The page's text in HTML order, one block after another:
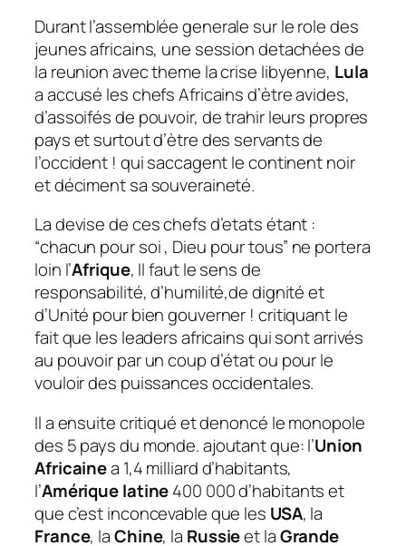
Durant l’assemblée generale sur le role des
jeunes africains, une session detachées de
la reunion avec theme la crise libyenne, Lula
a accusé les chefs Africains d’ètre avides,
d’assoifés de pouvoir, de trahir leurs propres
pays et surtout d’ètre des servants de
l’occident ! qui saccagent le continent noir
et déciment sa souveraineté.
La devise de ces chefs d’etats étant :
“chacun pour soi , Dieu pour tous” ne portera
loin l’Afrique, Il faut le sens de
responsabilité, d’humilité,de dignité et
d’Unité pour bien gouverner ! critiquant le
fait que les leaders africains qui sont arrivés
au pouvoir par un coup d’état ou pour le
vouloir des puissances occidentales.
Il a ensuite critiqué et denoncé le monopole
des 5 pays du monde. ajoutant que: l’Union
Africainea 1,4 milliard d’habitants,
l’Amérique latine400 000 d’habitants et
que c’est inconcevable que les USA, la
France, laChine, la Russieet laGrande